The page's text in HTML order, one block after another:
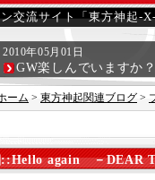
交流サイト「東方神起-
ーム > 東方神起関連ブログ >
2010年05月01日
GW楽しんでいますか？
::Hello again －DEAR